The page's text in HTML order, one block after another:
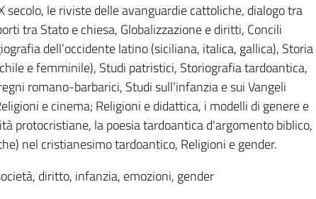
secolo, le riviste delle avanguardie cattoliche, dialogo tra
tra Stato e chiesa, Globalizzazione e diritti, Concili
dell’occidente latino (siciliana, italica, gallica), Storia
e femminile), Studi patristici, Storiografia tardoantica,
romano-barbarici, Studi sull’infanzia e sui Vangeli
e cinema; Religioni e didattica, i modelli di genere e
protocristiane, la poesia tardoantica d'argomento biblico,
nel cristianesimo tardoantico, Religioni e gender.
diritto, infanzia, emozioni, gender